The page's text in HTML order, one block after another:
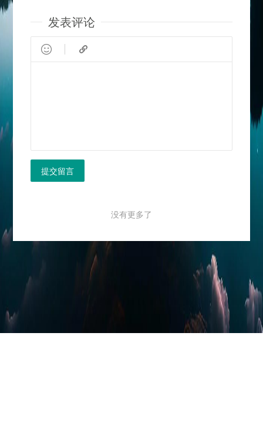
发表评论
 
提交留言
没有更多了